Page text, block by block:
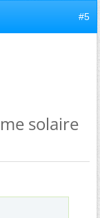
#5
solaire